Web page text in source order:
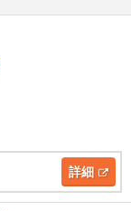
詳細